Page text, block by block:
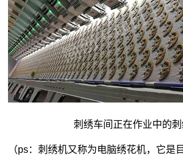
刺绣车间正在作业中的
（ps：刺绣机又称为电脑绣花机，它是